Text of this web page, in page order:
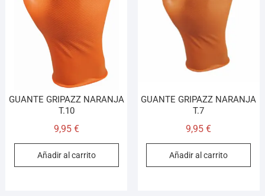
GUANTE GRIPAZZ NARANJA
T.10
9,95 €
Añadir al carrito
GUANTE GRIPAZZ NARANJA
T.7
9,95€
Añadir al carrito